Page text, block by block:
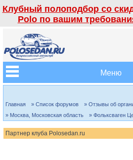
Клубный полоподбор со
Polo по вашим
Меню
Главная » Список форумов
» Отзывы об
» Москва, Московская область
» Фольксваген
Партнер клуба Polosedan.ru